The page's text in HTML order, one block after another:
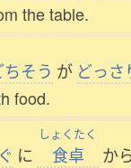
the table.
ちそう が どっさ
food.
に
しょくたく
食卓 か